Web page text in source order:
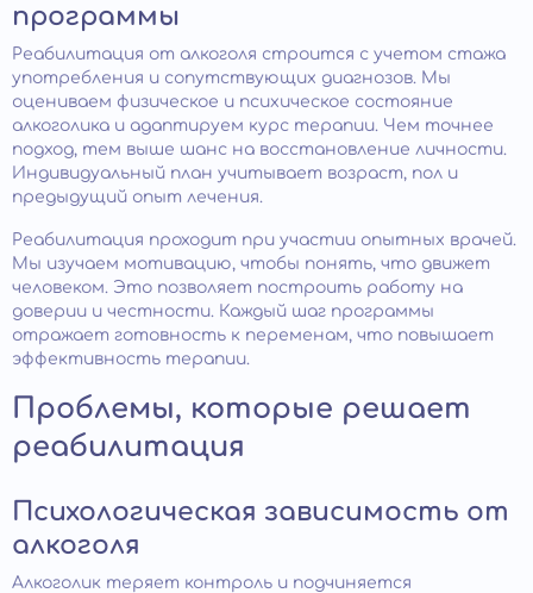
программы
Реабилитация от алкоголя строится с учетом стажа
употребления и сопутствующих диагнозов. Мы
оцениваем физическое и психическое состояние
алкоголика и адаптируем курс терапии. Чем точнее
подход, тем выше шанс на восстановление личности.
Индивидуальный план учитывает возраст, пол и
предыдущий опыт лечения.
Реабилитация проходит при участии опытных врачей.
Мы изучаем мотивацию, чтобы понять, что движет
человеком. Это позволяет построить работу на
доверии и честности. Каждый шаг программы
отражает готовность к переменам, что повышает
эффективность терапии.
Проблемы, которые решает
реабилитация
Психологическая зависимость от
алкоголя
Алкоголик теряет контроль и подчиняется